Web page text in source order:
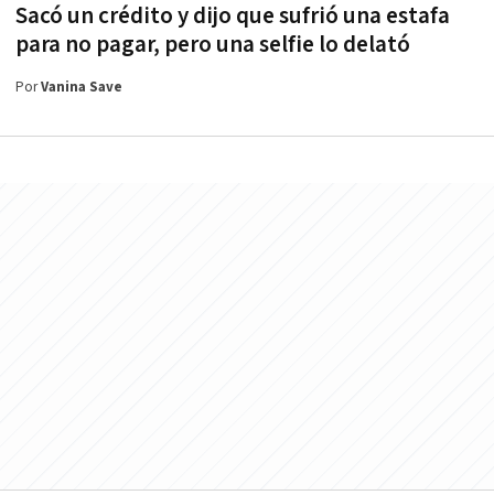
Sacó un crédito y dijo que sufrió una estafa
para no pagar, pero una selfie lo delató
PorVanina Save